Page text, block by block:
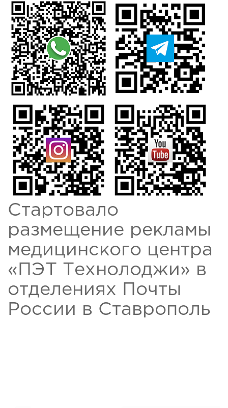
Стартовало
размещение рекламы
медицинского центра
«ПЭТ Технолоджи» в
отделениях Почты
России в Ставрополь